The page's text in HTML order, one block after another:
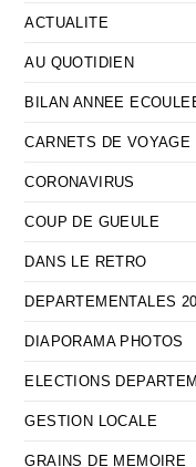
ACTUALITE
AU QUOTIDIEN
BILAN ANNEE
CARNETS DE VOYAGE
CORONAVIRUS
COUP DE GUEULE
DANS LE RETRO
DEPARTEMENTALES
DIAPORAMA PHOTOS
ELECTIONS
GESTION LOCALE
GRAINS DE MEMOIRE